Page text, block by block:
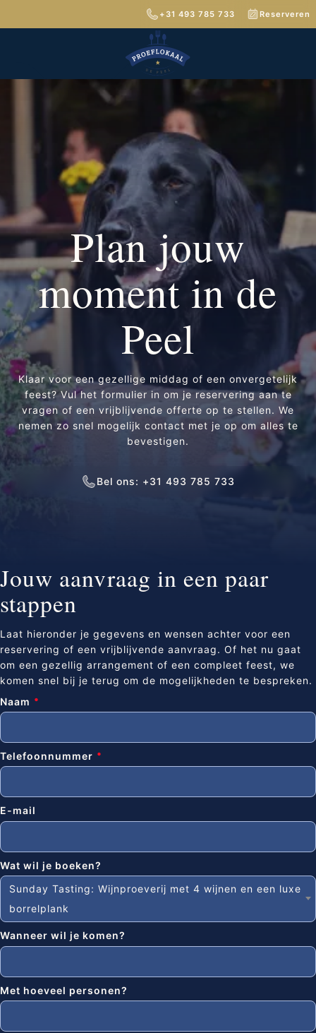
+31 493 785 733 Reserveren
Plan jouw
moment in de
Peel
Klaar voor een gezellige middag of een onvergetelijk
feest? Vul het formulier in om je reservering aan te
vragen of een vrijblijvende offerte op te stellen. We
nemen zo snel mogelijk contact met je op om alles te
bevestigen.
Bel ons: +31 493 785 733
Jouw aanvraag in een paar
stappen
Laat hieronder je gegevens en wensen achter voor een
reservering of een vrijblijvende aanvraag. Of het nu gaat
om een gezellig arrangement of een compleet feest, we
komen snel bij je terug om de mogelijkheden te bespreken.
Naam
Telefoonnummer
E-mail
Wat wil je boeken?
Sunday Tasting: Wijnproeverij met 4 wijnen en een luxe
borrelplank
Wanneer wil je komen?
Met hoeveel personen?